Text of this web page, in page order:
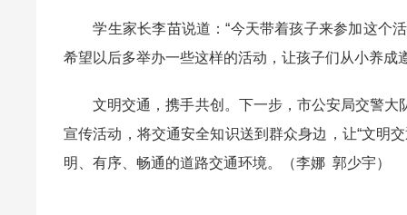
学生家长李苗说道：“今天带着孩子来参加这个活
希望以后多举办一些这样的活动，让孩子们从小养成
文明交通，携手共创。下一步，市公安局交警大
宣传活动，将交通安全知识送到群众身边，让“文明
明、有序、畅通的道路交通环境。（李娜 郭少宇）